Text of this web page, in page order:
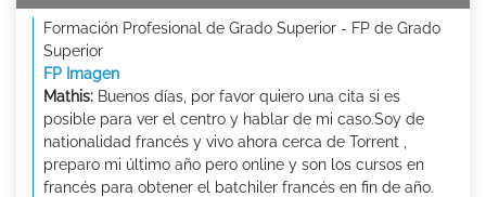
Formación Profesional de Grado Superior - FP de Grado
Superior
FP Imagen
Mathis: Buenos días, por favor quiero una cita si es
posible para ver el centro y hablar de mi caso.Soy de
nationalidad francés y vivo ahora cerca de Torrent ,
preparo mi último año pero online y son los cursos en
francés para obtener el batchiler francés en fin de año.